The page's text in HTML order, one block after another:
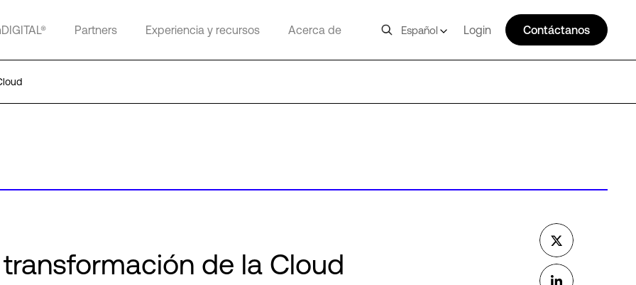
Partners Experiencia y recursos Acerca de Español Login Contáctanos
de la Cloud